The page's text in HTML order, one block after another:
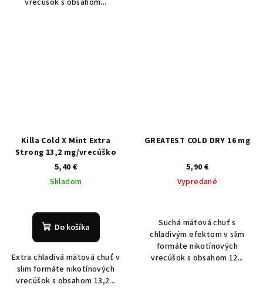
Killa Cold X Mint Extra
Strong 13,2 mg/vrecúško
5,40 €
Skladom
Do košíka
Extra chladivá mätová chuť v
slim formáte nikotínových
vrecúšok s obsahom 13,2...
GREATEST COLD DRY 16 mg
5,90 €
Vypredané
Suchá mätová chuť s
chladivým efektom v slim
formáte nikotínových
vrecúšok s obsahom 12...